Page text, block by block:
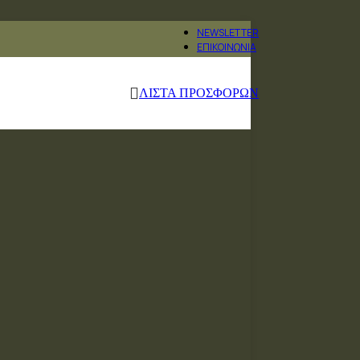
NEWSLETTER
ΕΠΙΚΟΙΝΩΝΊΑ
ΛΙΣΤΑ ΠΡΟΣΦΟΡΩΝ